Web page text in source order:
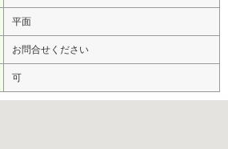
平面
お問合せください
可